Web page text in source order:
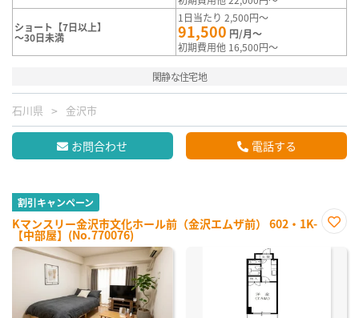
ショート【7日以上】
～30日未満
1日当たり 2,500円～
91,500 円/月～
初期費用他 16,500円～
閑静な住宅地
石川県 金沢市
お問合わせ 電話する
割引キャンペーン
Kマンスリー金沢市文化ホール前（金沢エムザ前） 602・1K-
【中部屋】(No.770076)
に入